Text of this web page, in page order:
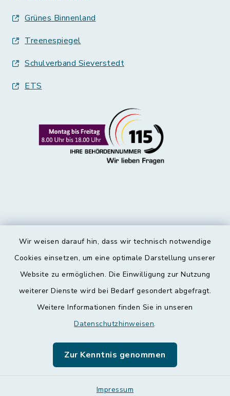
Wir weisen darauf hin, dass wir technisch notwendige
Cookies einsetzen, um eine optimale Darstellung unserer
Website zu ermöglichen. Die Einwilligung zur Nutzung
weiterer Dienste wird bei Bedarf gesondert abgefragt.
Weitere Informationen finden Sie in unseren
Datenschutzhinweisen.
Zur Kenntnis genommen
Impressum
Grünes Binnenland
Treenespiegel
Schulverband Sieverstedt
ETS
Kontakt
Datenschutz
Leichte Sprache
Sitemap